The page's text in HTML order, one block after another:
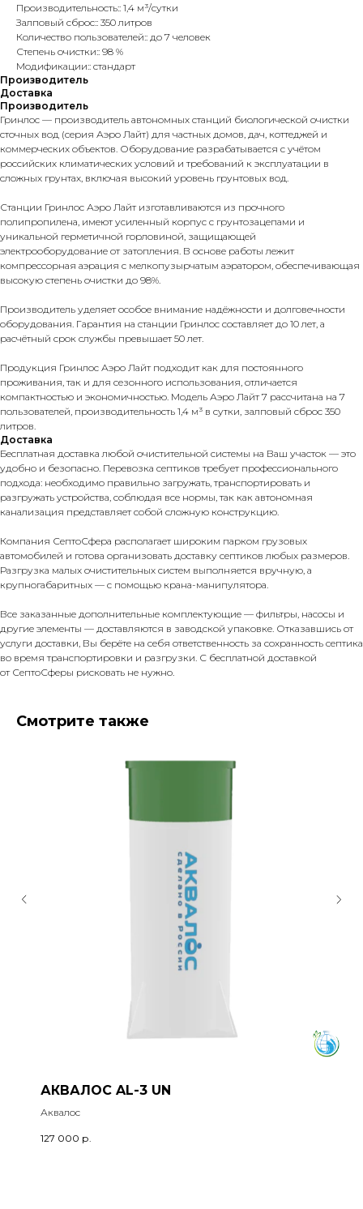
Производительность:: 1,4 м³/сутки
Залповый сброс:: 350 литров
Количество пользователей:: до 7 человек
Степень очистки:: 98 %
Модификации:: стандарт
Производитель
Доставка
Производитель
Гринлос — производитель автономных станций биологической очистки
сточных вод (серия Аэро Лайт) для частных домов, дач, коттеджей и
коммерческих объектов. Оборудование разрабатывается с учётом
российских климатических условий и требований к эксплуатации в
сложных грунтах, включая высокий уровень грунтовых вод.
Станции Гринлос Аэро Лайт изготавливаются из прочного
полипропилена, имеют усиленный корпус с грунтозацепами и
уникальной герметичной горловиной, защищающей
электрооборудование от затопления. В основе работы лежит
компрессорная аэрация с мелкопузырчатым аэратором, обеспечивающая
высокую степень очистки до 98%.
Производитель уделяет особое внимание надёжности и долговечности
оборудования. Гарантия на станции Гринлос составляет до 10 лет, а
расчётный срок службы превышает 50 лет.
Продукция Гринлос Аэро Лайт подходит как для постоянного
проживания, так и для сезонного использования, отличается
компактностью и экономичностью. Модель Аэро Лайт 7 рассчитана на 7
пользователей, производительность 1,4 м³ в сутки, залповый сброс 350
литров.
Доставка
Бесплатная доставка любой очистительной системы на Ваш участок — это
удобно и безопасно. Перевозка септиков требует профессионального
подхода: необходимо правильно загружать, транспортировать и
разгружать устройства, соблюдая все нормы, так как автономная
канализация представляет собой сложную конструкцию.
Компания СептоСфера располагает широким парком грузовых
автомобилей и готова организовать доставку септиков любых размеров.
Разгрузка малых очистительных систем выполняется вручную, а
крупногабаритных — с помощью крана-манипулятора.
Все заказанные дополнительные комплектующие — фильтры, насосы и
другие элементы — доставляются в заводской упаковке. Отказавшись от
услуги доставки, Вы берёте на себя ответственность за сохранность септика
во время транспортировки и разгрузки. С бесплатной доставкой
от СептоСферы рисковать не нужно.
Смотрите также
АКВАЛОС AL-3 UN
Аквалос
127 000 р.